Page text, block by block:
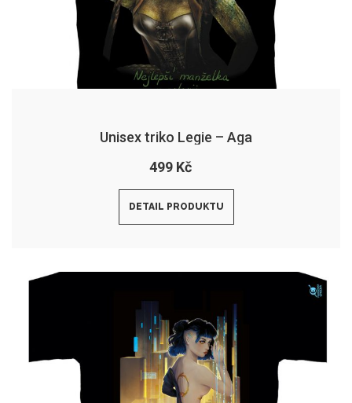
Unisex triko Legie – Aga
499 Kč
DETAIL PRODUKTU